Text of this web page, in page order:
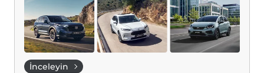
İnceleyin